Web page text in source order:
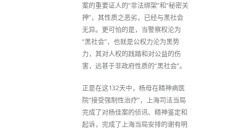
案的重要证人的“非法绑架”和“秘密关
押”，其性质之恶劣，已经与黑社会
无异。更可怕的是，当警察权沦为
“黑社会”，也就是公权力沦为黑势
力，其对人权的践踏和对公益的伤
害，远甚于非政府性质的“黑社会”。
正是在这132天中，杨母在精神病医
院“接受强制性治疗”，上海司法当局
完成了对杨佳案的侦讯、精神鉴定和
起诉，完成了上海当局安排的谢有明